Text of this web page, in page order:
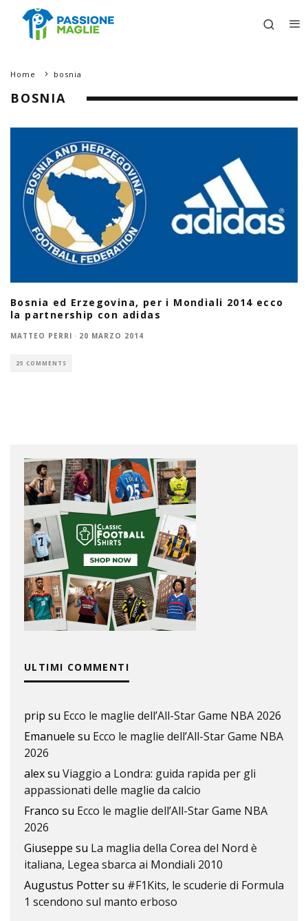
Home bosnia
BOSNIA
Bosnia ed Erzegovina, per i Mondiali 2014 ecco
la partnership con adidas
MATTEO PERRI · 20 MARZO 2014
25 COMMENTS
ULTIMI COMMENTI
prip su Ecco le maglie dell’All-Star Game NBA 2026
Emanuele su Ecco le maglie dell’All-Star Game NBA
2026
alexsu Viaggio a Londra: guida rapida per gli
appassionati delle maglie da calcio
Franco su Ecco le maglie dell’All-Star Game NBA
2026
Giuseppe su La maglia della Corea del Nord è
italiana, Legea sbarca ai Mondiali 2010
Augustus Pottersu #F1Kits, le scuderie di Formula
1 scendono sul manto erboso